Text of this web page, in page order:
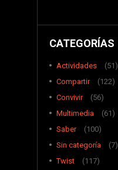
CATEGORÍAS
Actividades
(51)
Compartir
(122)
Convivir
(56)
Multimedia
(61)
Saber
(100)
Sin categoría
(7)
Twist
(117)